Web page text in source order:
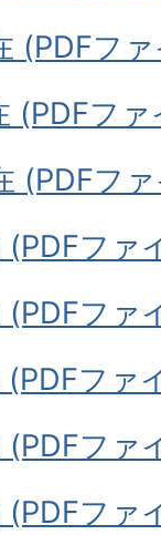
(PDFフ
(PDFフ
(PDFフ
(PDFファ
(PDFファ
ファ
(PDFファ
(PDFファ